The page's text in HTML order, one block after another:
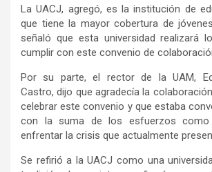
La UACJ, agregó, es la institución de
que tiene la mayor cobertura de
señaló que esta universidad realizará
cumplir con este convenio de
Por su parte, el rector de la UAM,
Castro, dijo que agradecía la
celebrar este convenio y que estaba
con la suma de los esfuerzos
enfrentar la crisis que actualmente
Se refirió a la UACJ como una